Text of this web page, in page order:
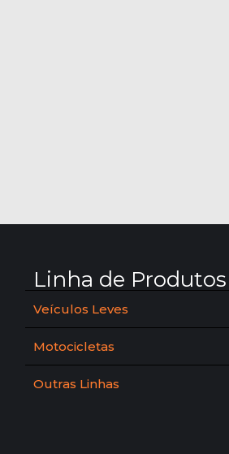
Linha de Produtos
Veículos Leves
Motocicletas
Outras Linhas